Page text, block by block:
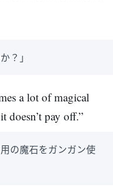
？」
a lot of magical
doesn’t pay off.”
の魔石をガンガン使